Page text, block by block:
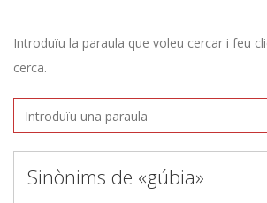
Introduïu la paraula que voleu cercar i feu
cerca.
Sinònims de «gúbia»